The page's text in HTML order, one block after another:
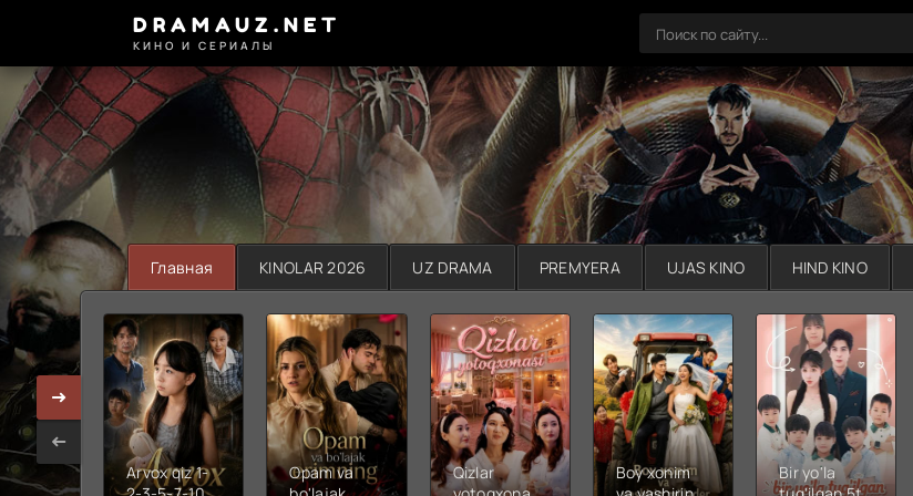
DRAMAUZ.NET
КИНО И СЕРИАЛЫ
Главная KINOLAR 2026 UZ DRAMA PREMYERA UJAS KINO HIND KINO
Arvox qiz 1-
Opam va
Qizlar
Boy xonim
Bir yo'la